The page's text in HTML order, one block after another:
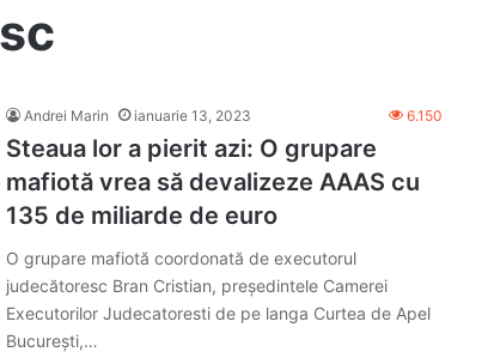
Andrei Marin ianuarie 13, 2023 6.150
Steaua lor a pierit azi: O grupare
mafiotă vrea să devalizeze AAAS cu
135 de miliarde de euro
O grupare mafiotă coordonată de executorul
judecătoresc Bran Cristian, președintele Camerei
Executorilor Judecatoresti de pe langa Curtea de Apel
București,…